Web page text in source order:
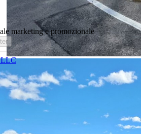
marketing e promozionale
LLC